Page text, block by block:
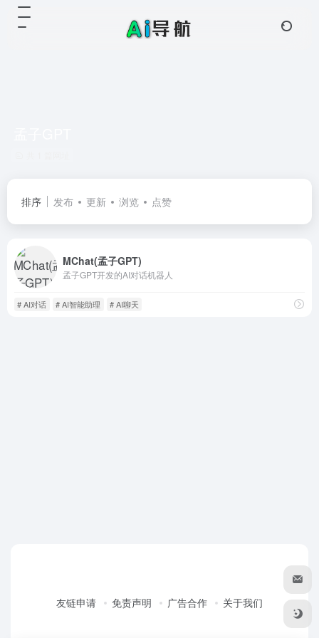
排序 发布 更新 浏览 点赞
MChat(孟子GPT)
孟子GPT开发的AI对话机器人
# AI对话 # AI智能助理 # AI聊天
友链申请 免责声明 广告合作 关于我们